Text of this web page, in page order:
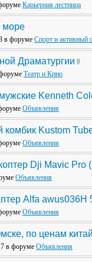
Карьерная лестница
море
в форуме Спорт и активный
Драматургии
Театр и Кино
Kenneth
Объявления
комбик Kustom
Объявления
Dji Mavic Pro
Объявления
Alfa awus036H
Объявления
по ценам
в форуме Объявления